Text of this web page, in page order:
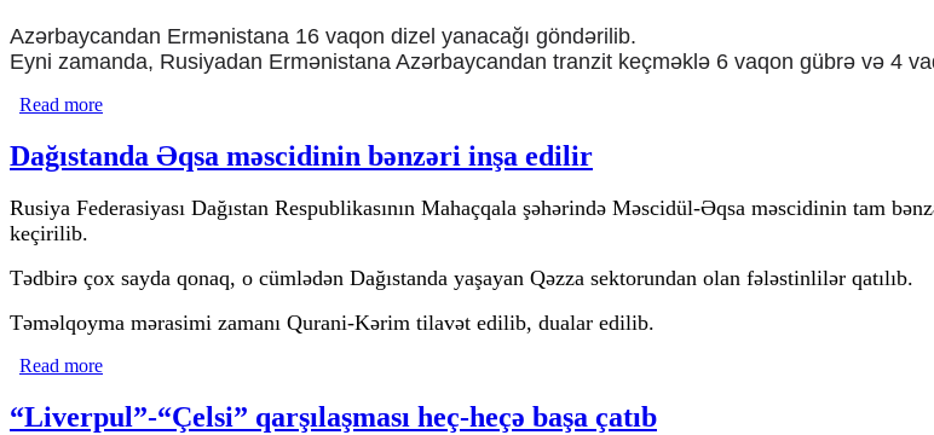
Azərbaycandan Ermənistana 16 vaqon dizel yanacağı göndərilib.
Eyni zamanda, Rusiyadan Ermənistana Azərbaycandan tranzit keçməklə 6 vaqon gübrə və 4
Read more
Dağıstanda Əqsa məscidinin bənzəri inşa edilir
Rusiya Federasiyası Dağıstan Respublikasının Mahaçqala şəhərində Məscidül-Əqsa məscidinin tam
keçirilib.
Tədbirə çox sayda qonaq, o cümlədən Dağıstanda yaşayan Qəzza sektorundan olan fələstinlilər qatılıb.
Təməlqoyma mərasimi zamanı Qurani-Kərim tilavət edilib, dualar edilib.
Read more
“Liverpul”-“Çelsi” qarşılaşması heç-heçə başa çatıb